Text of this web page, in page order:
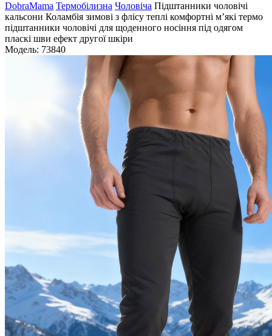
DobraMama Термобілизна Чоловіча Підштанники чоловічі
кальсони Коламбія зимові з флісу теплі комфортні м’які термо
підштанники чоловічі для щоденного носіння під одягом
пласкі шви ефект другої шкіри
Модель: 73840